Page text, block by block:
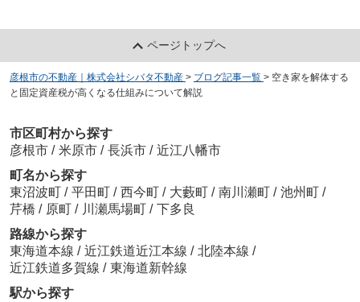
ページトップへ
彦根市の不動産｜株式会社シバタ不動産 > ブログ記事一覧 > 空き家を解体する
と固定資産税が高くなる仕組みについて解説
市区町村から探す
彦根市 / 米原市 / 長浜市 / 近江八幡市
町名から探す
東沼波町 / 平田町 / 西今町 / 大藪町 / 南川瀬町 / 池州町 /
芹橋 / 原町 / 川瀬馬場町 / 下多良
路線から探す
東海道本線 / 近江鉄道近江本線 / 北陸本線 /
近江鉄道多賀線 / 東海道新幹線
駅から探す